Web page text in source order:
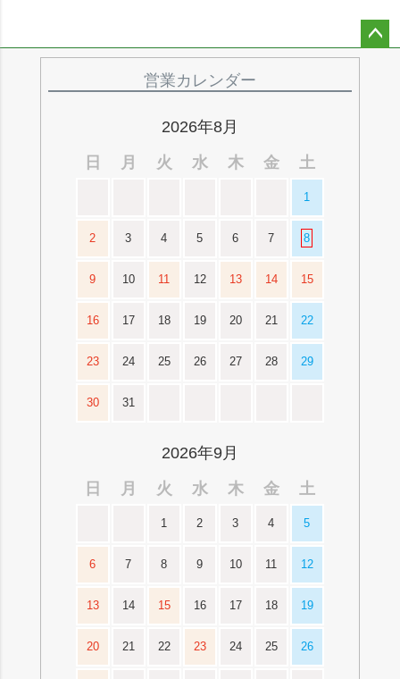
営業カレンダー
2026年8月
日
月 火 水 木 金 土
1
2 3 4 5 6 7 8
9 10 11 12 13 14 15
16 17 18 19 20 21 22
23 24 25 26 27 28 29
30 31
2026年9月
日
月 火 水 木 金 土
1 2 3 4 5
6 7 8 9 10 11 12
13 14 15 16 17 18 19
20 21 22 23 24 25 26